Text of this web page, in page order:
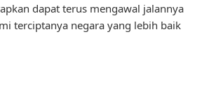
dapat terus mengawal jalannya
terciptanya negara yang lebih baik